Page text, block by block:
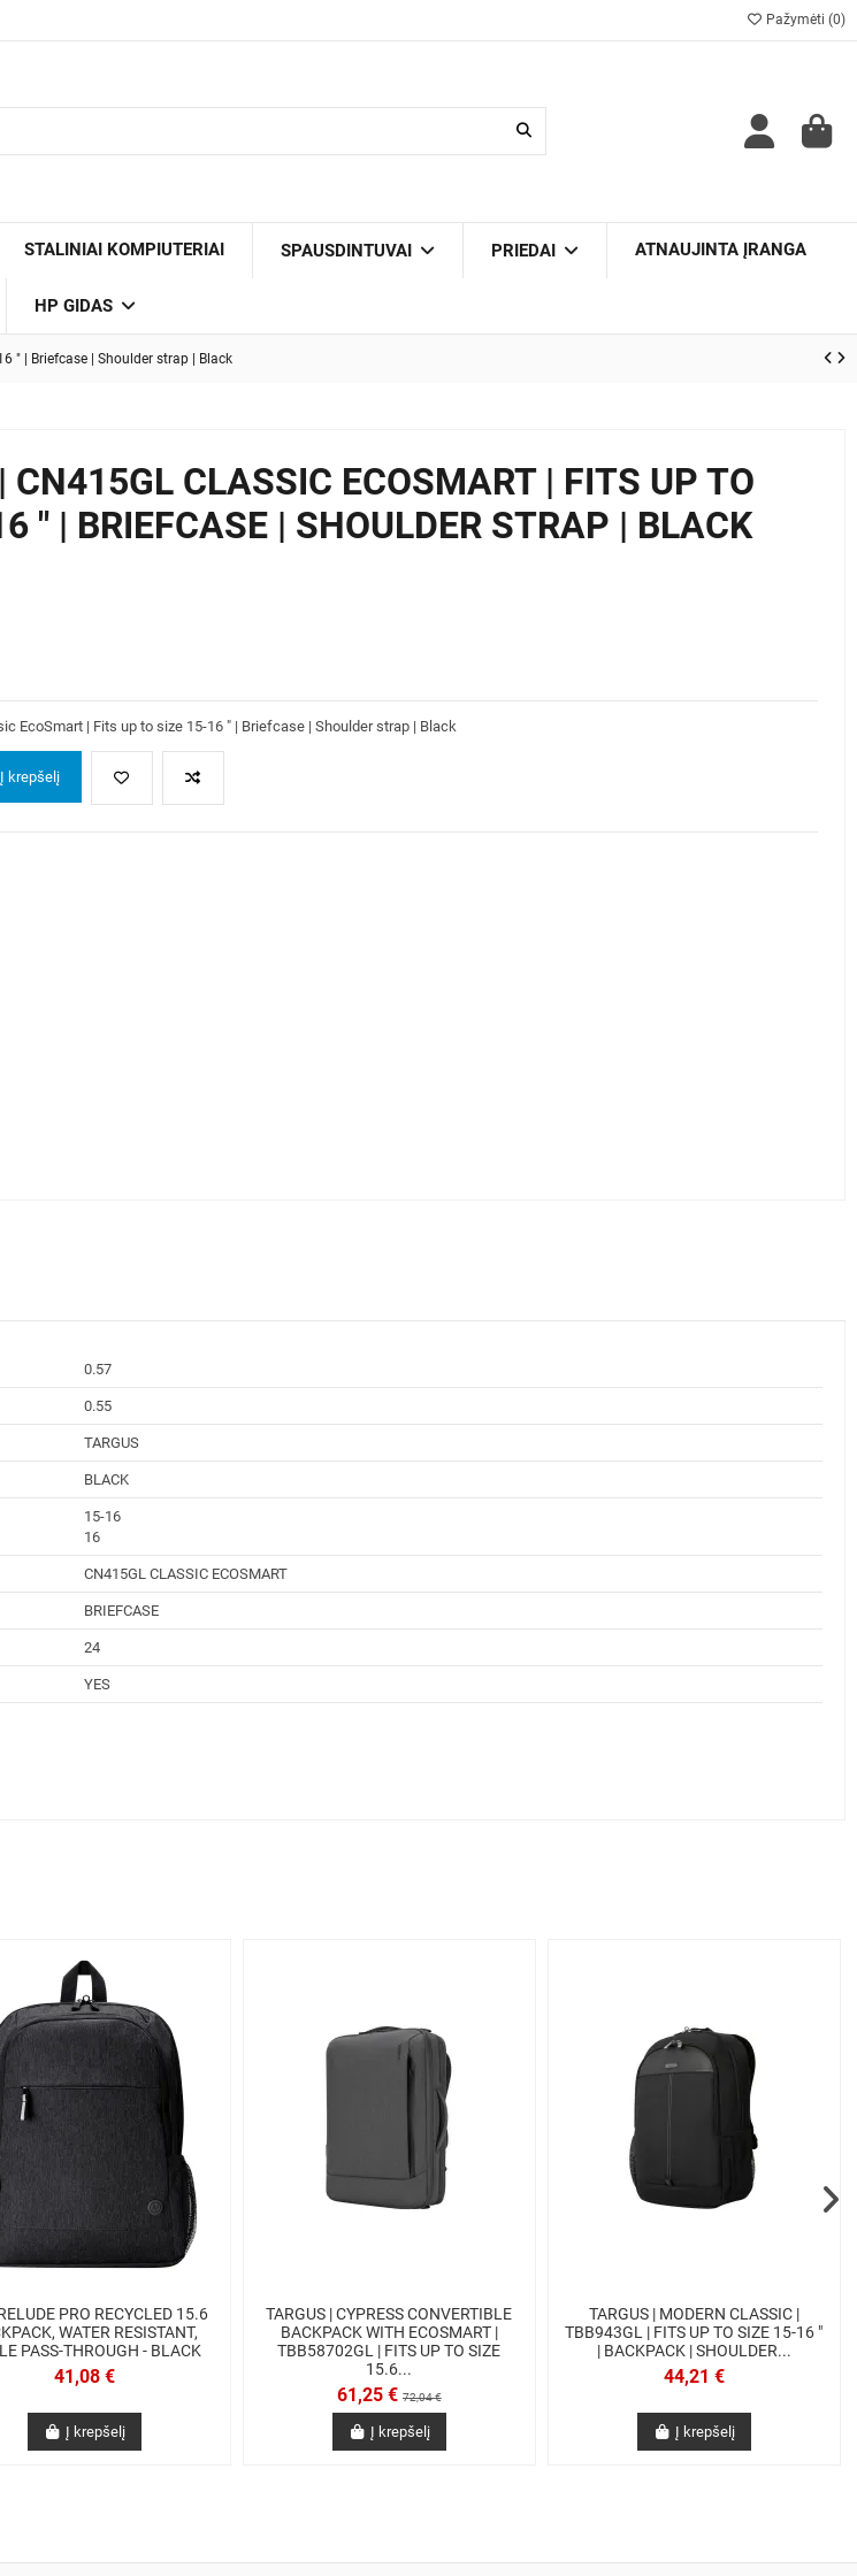
Pažymėti (0)
STALINIAI KOMPIUTERIAI SPAUSDINTUVAI PRIEDAI ATNAUJINTA ĮRANGA
HP GIDAS
" | Briefcase | Shoulder strap | Black
CN415GL CLASSIC ECOSMART | FITS UP TO
" | BRIEFCASE | SHOULDER STRAP | BLACK
EcoSmart | Fits up to size 15-16 " | Briefcase | Shoulder strap | Black
Į krepšelį
0.57
0.55
TARGUS
BLACK
15-16
16
CN415GL CLASSIC ECOSMART
BRIEFCASE
24
YES
PRO RECYCLED 15.6
WATER RESISTANT,
PASS-THROUGH - BLACK
41,08 €
Į krepšelį
TARGUS | CYPRESS CONVERTIBLE
BACKPACK WITH ECOSMART |
TBB58702GL | FITS UP TO SIZE
15.6...
61,25 € 72,04 €
Į krepšelį
TARGUS | MODERN CLASSIC |
TBB943GL | FITS UP TO SIZE 15-16 "
| BACKPACK | SHOULDER...
44,21 €
Į krepšelį